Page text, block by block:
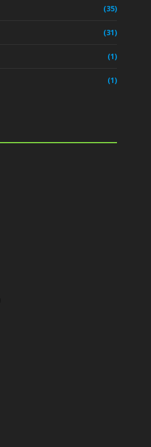
(35)
(31)
(1)
(1)